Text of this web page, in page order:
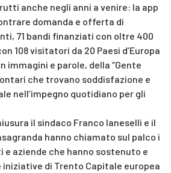
anche negli anni a venire: la app
domanda e offerta di
71 bandi finanziati con oltre 400
108 visitatori da 20 Paesi d’Europa
immagini e parole, della “Gente
che trovano soddisfazione e
nell’impegno quotidiano per gli
il sindaco Franco Ianeselli e il
hanno chiamato sul palco i
aziende che hanno sostenuto e
di Trento Capitale europea